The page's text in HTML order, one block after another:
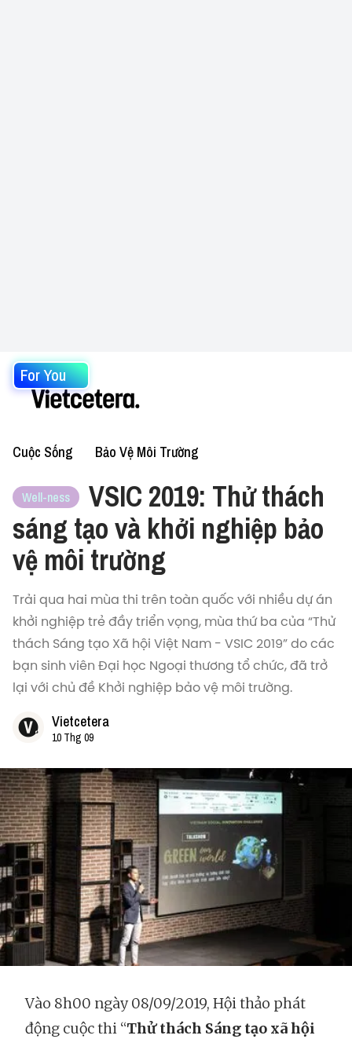
For You
Cuộc Sống Bảo Vệ Môi Trường
Well-ness
VSIC 2019: Thử thách
sáng tạo và khởi nghiệp bảo
vệ môi trường
Trải qua hai mùa thi trên toàn quốc với nhiều dự án
khởi nghiệp trẻ đầy triển vọng, mùa thứ ba của “Thử
thách Sáng tạo Xã hội Việt Nam - VSIC 2019” do các
bạn sinh viên Đại học Ngoại thương tổ chức, đã trở
lại với chủ đề Khởi nghiệp bảo vệ môi trường.
Vietcetera
10 Thg 09
Vào 8h00 ngày 08/09/2019, Hội thảo phát
động cuộc thi “Thử thách Sáng tạo xã hội